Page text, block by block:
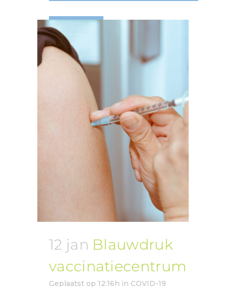
LEES MEER
12 jan Blauwdruk
vaccinatiecentrum
Geplaatst op 12:16h in COVID-19